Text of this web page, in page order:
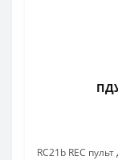
RC21b REC